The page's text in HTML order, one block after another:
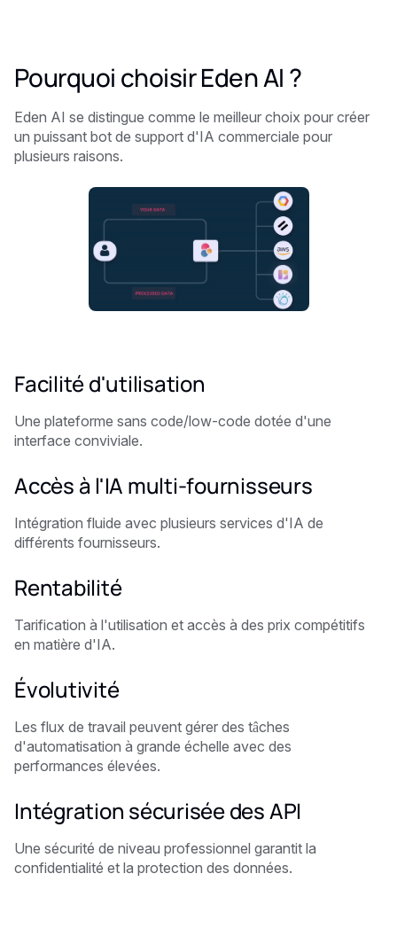
Pourquoi choisir Eden AI ?
Eden AI se distingue comme le meilleur choix pour créer
un puissant bot de support d'IA commerciale pour
plusieurs raisons.
Facilité d'utilisation
Une plateforme sans code/low-code dotée d'une
interface conviviale.
Accès à l'IA multi-fournisseurs ‍
Intégration fluide avec plusieurs services d'IA de
différents fournisseurs.
Rentabilité ‍
Tarification à l'utilisation et accès à des prix compétitifs
en matière d'IA.
Évolutivité ‍
Les flux de travail peuvent gérer des tâches
d'automatisation à grande échelle avec des
performances élevées.
Intégration sécurisée des API
Une sécurité de niveau professionnel garantit la
confidentialité et la protection des données.